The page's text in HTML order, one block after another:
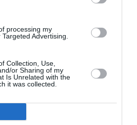
processing my
Advertising.
Collection, Use,
or Sharing of my
Is Unrelated with the
it was collected.
promovareapropriilor produse”
.Primul pas e o
,punemlapunct
împreună
şicomunicare
socializare.Însfârşit,urmărim